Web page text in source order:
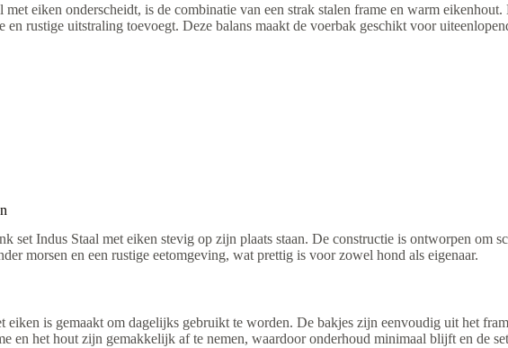
eiken onderscheidt, is de combinatie van een strak stalen frame en warm
rustige uitstraling toevoegt. Deze balans maakt de voerbak geschikt voor
set Indus Staal met eiken stevig op zijn plaats staan. De constructie is ontworpen om
morsen en een rustige eetomgeving, wat prettig is voor zowel hond als eigenaar.
eiken is gemaakt om dagelijks gebruikt te worden. De bakjes zijn eenvoudig uit het
en het hout zijn gemakkelijk af te nemen, waardoor onderhoud minimaal blijft en de